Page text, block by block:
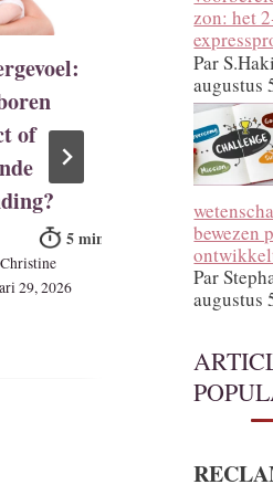
of
29, 2026
Zintuiglijke
baby
maart 14,
zon: het
Par
augustus
bewezen
Par
augustus